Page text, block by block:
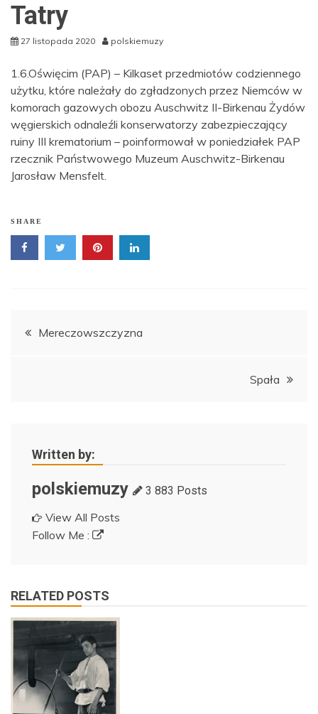
Tatry
27 listopada 2020 polskiemuzy
1.6.Oświęcim (PAP) – Kilkaset przedmiotów codziennego
użytku, które należały do zgładzonych przez Niemców w
komorach gazowych obozu Auschwitz II-Birkenau Żydów
węgierskich odnaleźli konserwatorzy zabezpieczający
ruiny III krematorium – poinformował w poniedziałek PAP
rzecznik Państwowego Muzeum Auschwitz-Birkenau
Jarosław Mensfelt.
SHARE
Nawigacja
Mereczowszczyzna
Spała
Written by:
polskiemuzy 3 883 Posts
View All Posts
Follow Me :
RELATED POSTS